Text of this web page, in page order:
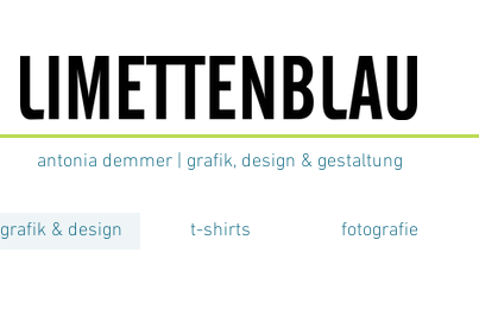
antonia demmer | grafik, design & gestaltung
grafik & design t-shirts fotografie